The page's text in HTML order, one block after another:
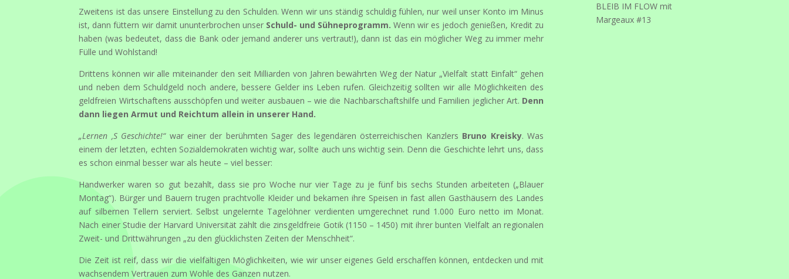
Zweitens ist das unsere Einstellung zu den Schulden. Wenn wir uns ständig schuldig fühlen, nur weil unser Konto im Minus
ist, dann füttern wir damit ununterbrochen unser Schuld- und Sühneprogramm. Wenn wir es jedoch genießen, Kredit zu
haben (was bedeutet, dass die Bank oder jemand anderer uns vertraut!), dann ist das ein möglicher Weg zu immer mehr
Fülle und Wohlstand!
Drittens können wir alle miteinander den seit Milliarden von Jahren bewährten Weg der Natur „Vielfalt statt Einfalt“ gehen
und neben dem Schuldgeld noch andere, bessere Gelder ins Leben rufen. Gleichzeitig sollten wir alle Möglichkeiten des
geldfreien Wirtschaftens ausschöpfen und weiter ausbauen – wie die Nachbarschaftshilfe und Familien jeglicher Art. Denn
dann liegen Armut und Reichtum allein in unserer Hand.
„Lernen ‚S Geschichte!“war einer der berühmten Sager des legendären österreichischen Kanzlers Bruno Kreisky. Was
einem der letzten, echten Sozialdemokraten wichtig war, sollte auch uns wichtig sein. Denn die Geschichte lehrt uns, dass
es schon einmal besser war als heute – viel besser:
Handwerker waren so gut bezahlt, dass sie pro Woche nur vier Tage zu je fünf bis sechs Stunden arbeiteten („Blauer
Montag“). Bürger und Bauern trugen prachtvolle Kleider und bekamen ihre Speisen in fast allen Gasthäusern des Landes
auf silbernen Tellern serviert. Selbst ungelernte Tagelöhner verdienten umgerechnet rund 1.000 Euro netto im Monat.
Nach einer Studie der Harvard Universität zählt die zinsgeldfreie Gotik (1150 – 1450) mit ihrer bunten Vielfalt an regionalen
Zweit- und Drittwährungen „zu den glücklichsten Zeiten der Menschheit“.
Die Zeit ist reif, dass wir die vielfältigen Möglichkeiten, wie wir unser eigenes Geld erschaffen können, entdecken und mit
wachsendem Vertrauen zum Wohle des Ganzen nutzen.
BLEIB IM FLOW mit
Margeaux #13